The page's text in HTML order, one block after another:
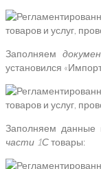
Заполняем
установился
Заполняем данные
части 1Стовары: